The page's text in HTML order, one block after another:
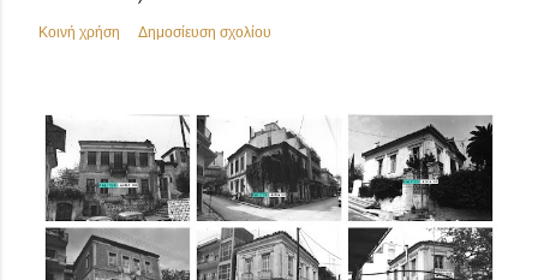
Κοινή χρήση Δημοσίευση σχολίου